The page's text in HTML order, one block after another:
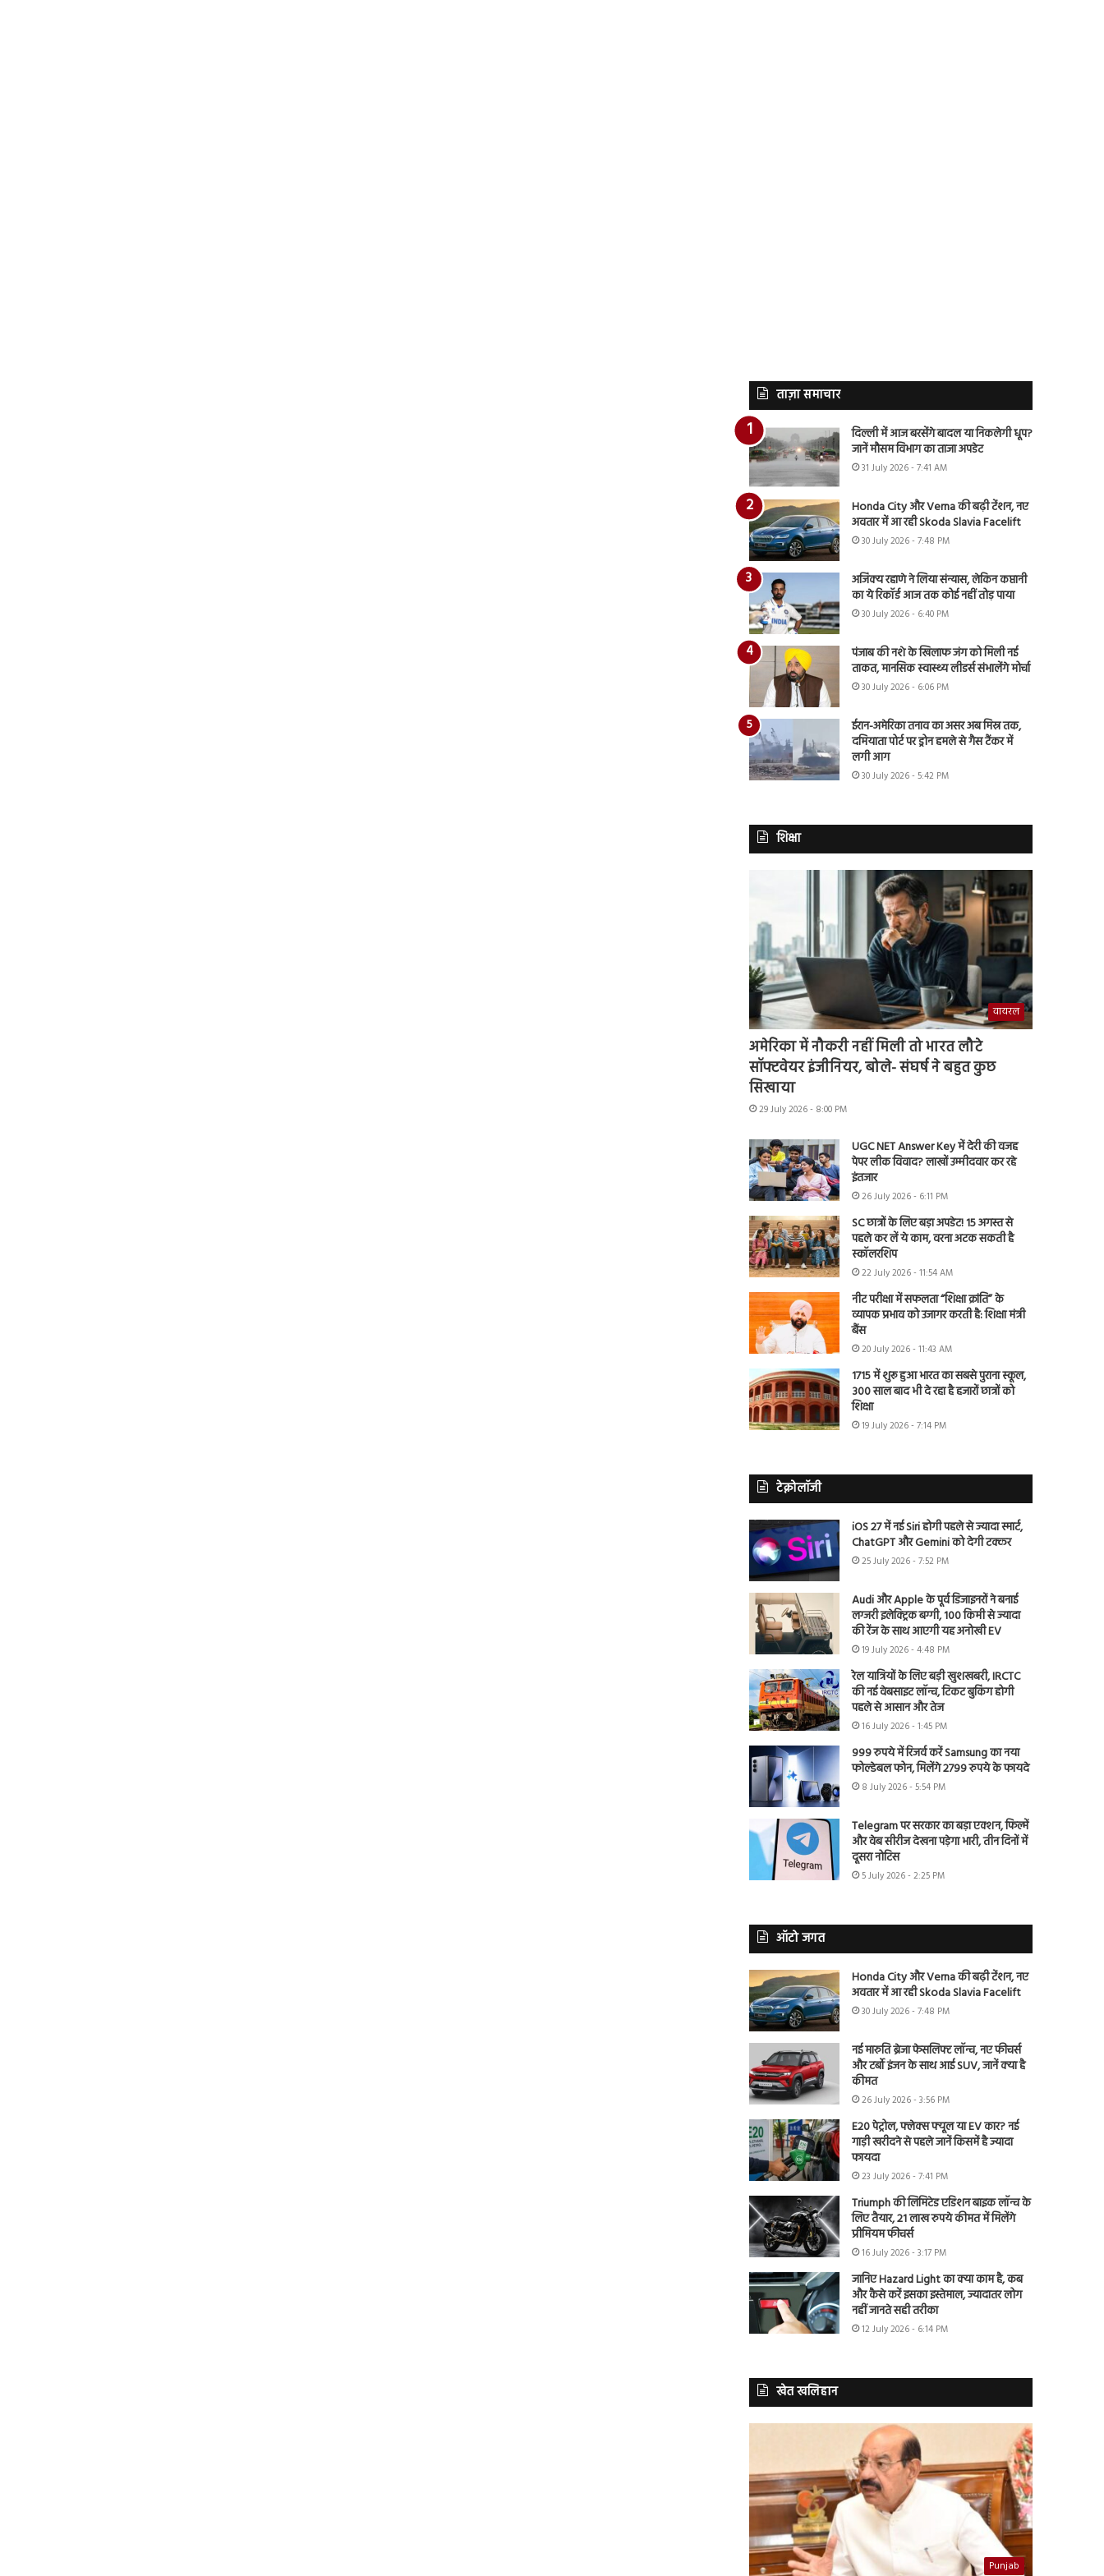
ताज़ा समाचार
दिल्ली में आज बरसेंगे बादल या निकलेगी धूप?
जानें मौसम विभाग का ताजा अपडेट
31 July 2026 - 7:41 AM
Honda City और Verna की बढ़ी टेंशन, नए
अवतार में आ रही Skoda Slavia Facelift
30 July 2026 - 7:48 PM
अजिंक्य रहाणे ने लिया संन्यास, लेकिन कप्तानी
का ये रिकॉर्ड आज तक कोई नहीं तोड़ पाया
30 July 2026 - 6:40 PM
पंजाब की नशे के खिलाफ जंग को मिली नई
ताकत, मानसिक स्वास्थ्य लीडर्स संभालेंगे मोर्चा
30 July 2026 - 6:06 PM
ईरान-अमेरिका तनाव का असर अब मिस्र तक,
दमियाता पोर्ट पर ड्रोन हमले से गैस टैंकर में
लगी आग
30 July 2026 - 5:42 PM
शिक्षा
वायरल
अमेरिका में नौकरी नहीं मिली तो भारत लौटे
सॉफ्टवेयर इंजीनियर, बोले- संघर्ष ने बहुत कुछ
सिखाया
29 July 2026 - 8:00 PM
UGC NET Answer Key में देरी की वजह
पेपर लीक विवाद? लाखों उम्मीदवार कर रहे
इंतजार
26 July 2026 - 6:11 PM
SC छात्रों के लिए बड़ा अपडेट! 15 अगस्त से
पहले कर लें ये काम, वरना अटक सकती है
स्कॉलरशिप
22 July 2026 - 11:54 AM
नीट परीक्षा में सफलता “शिक्षा क्रांति” के
व्यापक प्रभाव को उजागर करती है: शिक्षा मंत्री
बैंस
20 July 2026 - 11:43 AM
1715 में शुरू हुआ भारत का सबसे पुराना स्कूल,
300 साल बाद भी दे रहा है हजारों छात्रों को
शिक्षा
19 July 2026 - 7:14 PM
टेक्नोलॉजी
iOS 27 में नई Siri होगी पहले से ज्यादा स्मार्ट,
ChatGPT और Gemini को देगी टक्कर
25 July 2026 - 7:52 PM
Audi और Apple के पूर्व डिजाइनरों ने बनाई
लग्जरी इलेक्ट्रिक बग्गी, 100 किमी से ज्यादा
की रेंज के साथ आएगी यह अनोखी EV
19 July 2026 - 4:48 PM
रेल यात्रियों के लिए बड़ी खुशखबरी, IRCTC
की नई वेबसाइट लॉन्च, टिकट बुकिंग होगी
पहले से आसान और तेज
16 July 2026 - 1:45 PM
999 रुपये में रिजर्व करें Samsung का नया
फोल्डेबल फोन, मिलेंगे 2799 रुपये के फायदे
8 July 2026 - 5:54 PM
Telegram पर सरकार का बड़ा एक्शन, फिल्में
और वेब सीरीज देखना पड़ेगा भारी, तीन दिनों में
दूसरा नोटिस
5 July 2026 - 2:25 PM
ऑटो जगत
Honda City और Verna की बढ़ी टेंशन, नए
अवतार में आ रही Skoda Slavia Facelift
30 July 2026 - 7:48 PM
नई मारुति ब्रेजा फेसलिफ्ट लॉन्च, नए फीचर्स
और टर्बो इंजन के साथ आई SUV, जानें क्या है
कीमत
26 July 2026 - 3:56 PM
E20 पेट्रोल, फ्लेक्स फ्यूल या EV कार? नई
गाड़ी खरीदने से पहले जानें किसमें है ज्यादा
फायदा
23 July 2026 - 7:41 PM
Triumph की लिमिटेड एडिशन बाइक लॉन्च के
लिए तैयार, 21 लाख रुपये कीमत में मिलेंगे
प्रीमियम फीचर्स
16 July 2026 - 3:17 PM
जानिए Hazard Light का क्या काम है, कब
और कैसे करें इसका इस्तेमाल, ज्यादातर लोग
नहीं जानते सही तरीका
12 July 2026 - 6:14 PM
खेत खलिहान
Punjab